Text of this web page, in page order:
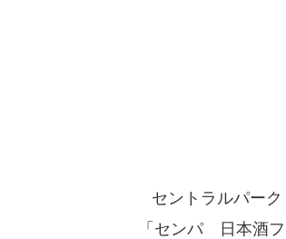
セントラルパーク
「センパ 日本酒